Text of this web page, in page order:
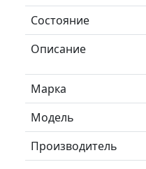
Состояние
Описание
Марка
Модель
Производитель